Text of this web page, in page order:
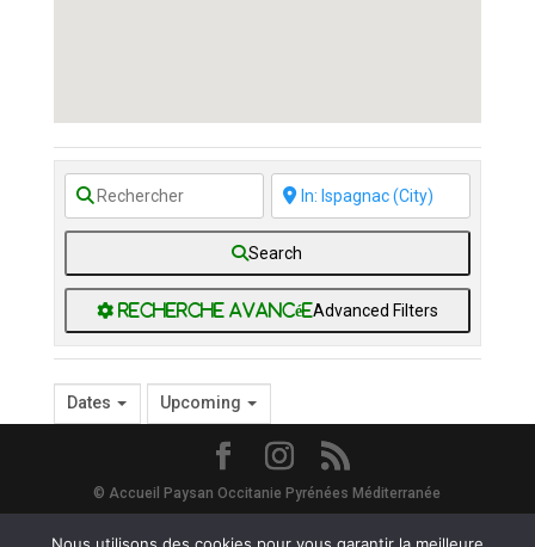
Search
Advanced Filters
Dates Upcoming
© Accueil Paysan Occitanie Pyrénées Méditerranée
Site Map Mentions Légales - - Avec le soutien de